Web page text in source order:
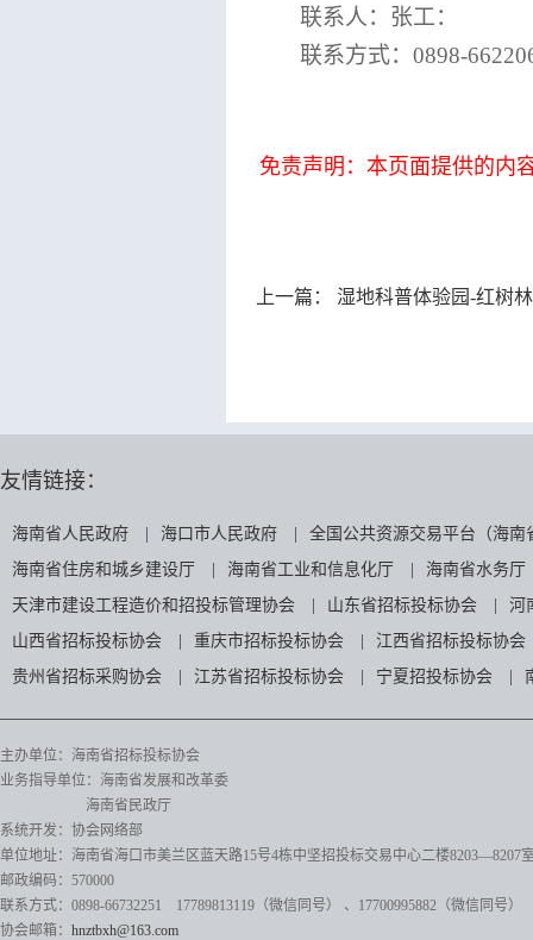
联系人：张工：
联系方式： 0898-
免责声明：本页面提供的内
上一篇： 湿地科普体验园-红树林湿地科
友情链接：
海南省人民政府 海口市人民政府
全国公共资源交易平台（海南
海南省住房和城乡建设厅
海南省工业和信息化厅
海南省水务厅
天津市建设工程造价和招投标管理协会
山东省招标投标协会
河
山西省招标投标协会
重庆市招标投标协会
江西省招标投标协会
贵州省招标采购协会
江苏省招标投标协会 宁夏招投标协会
主办单位：海南省招标投标协会
业务指导单位：海南省发展和改革委
海南省民政厅
系统开发：协会网络部
单位地址：海南省海口市美兰区蓝天路15号4栋中坚招投标交易中心二楼8203—8207
邮政编码：570000
联系方式：0898-66732251 17789813119（微信同号）
、17700995882 （微信同号）
协会邮箱： hnztbxh@163.com